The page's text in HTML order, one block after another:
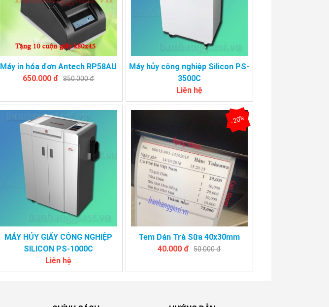
Máy in hóa đơn Antech RP58AU
650.000 đ 850.000 đ
Máy hủy công nghiệp Silicon PS-
3500C
Liên hệ
MÁY HỦY GIẤY CÔNG NGHIỆP
SILICON PS-1000C
Liên hệ
Tem Dán Trà Sữa 40x30mm
-20%
40.000 đ 50.000 đ